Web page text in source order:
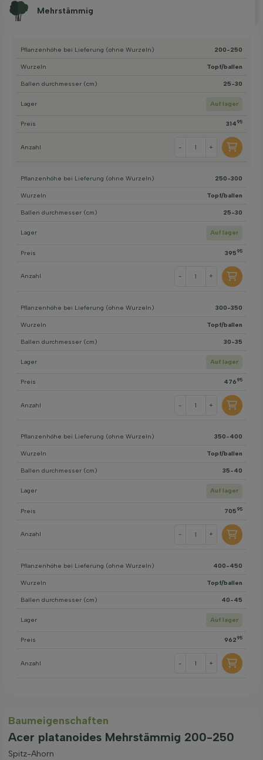
Mehrstämmig
Pflanzenhöhe bei Lieferung (ohne Wurzeln) 200-250
Wurzeln Topf/ballen
Ballen durchmesser (cm) 25-30
Lager Auf lager
Preis 314 95
Anzahl - +
Pflanzenhöhe bei Lieferung (ohne Wurzeln) 250-300
Wurzeln Topf/ballen
Ballen durchmesser (cm) 25-30
Lager Auf lager
Preis 395 95
Anzahl - +
Pflanzenhöhe bei Lieferung (ohne Wurzeln) 300-350
Wurzeln Topf/ballen
Ballen durchmesser (cm) 30-35
Lager Auf lager
Preis 476 95
Anzahl - +
Pflanzenhöhe bei Lieferung (ohne Wurzeln) 350-400
Wurzeln Topf/ballen
Ballen durchmesser (cm) 35-40
Lager Auf lager
Preis 705 95
Anzahl - +
Pflanzenhöhe bei Lieferung (ohne Wurzeln) 400-450
Wurzeln Topf/ballen
Ballen durchmesser (cm) 40-45
Lager Auf lager
Preis 962 95
Anzahl - +
Baum­eigen­schaften
Acer platanoides Mehrstämmig 200-250
Spitz-Ahorn